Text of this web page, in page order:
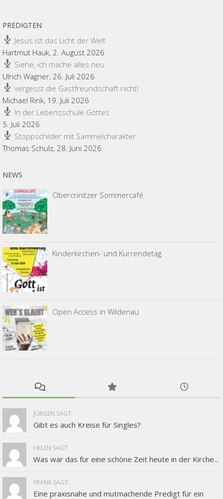
PREDIGTEN
Jesus ist das Licht der Welt
Hartmut Hauk, 2. August 2026
Siehe, ich mache alles neu
Ulrich Wagner, 26. Juli 2026
vergesst die Gastfreundschaft nicht!
Michael Rink, 19. Juli 2026
In der Lebensschule Gottes
5. Juli 2026
Stoppschilder mit Sammelcharakter
Thomas Schulz, 28. Juni 2026
NEWS
Obercrinitzer Sommercafé
Kinderkirchen- und Kurrendetag
Open Access in Wildenau
JÜRGEN SAGT:
Gibt es auch Kreise für Singles?
HELEN SAGT:
Was war das für eine schöne Zeit heute in der Kirche...
FRANK SAGT:
Eine praxisnahe und mutmachende Predigt für ein